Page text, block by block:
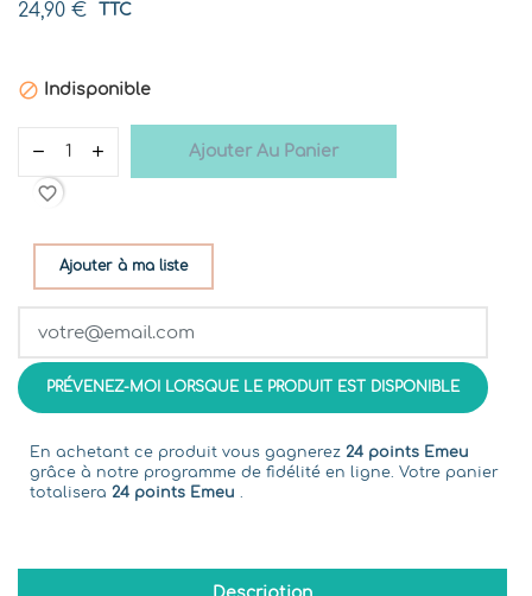
24,90 € TTC
 Indisponible
Ajouter Au Panier
favorite_border
Ajouter à ma liste
PRÉVENEZ-MOI LORSQUE LE PRODUIT EST DISPONIBLE
En achetant ce produit vous gagnerez 24 points Emeu
grâce à notre programme de fidélité en ligne. Votre panier
totalisera 24 points Emeu .